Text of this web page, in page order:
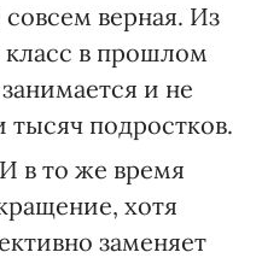
верная. Из
в прошлом
и не
тысяч подростков.
в то же время
хотя
заменяет